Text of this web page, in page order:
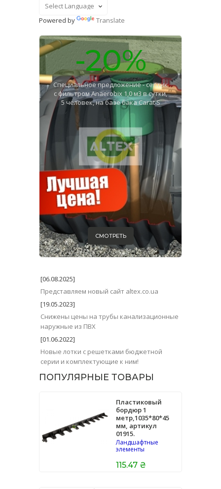
Powered by Translate
-20%
Специальное предложение - септик
с фильтром Anaerobix 1,0 м3 в сутки,
5 человек, на базе бака Carat S
СМОТРЕТЬ
[06.08.2025]
Представляем новый сайт altex.co.ua
[19.05.2023]
Снижены цены на трубы канализационные
наружные из ПВХ
[01.06.2022]
Новые лотки с решетками бюджетной
серии и комплектующие к ним!
ПОПУЛЯРНЫЕ ТОВАРЫ
Пластиковый
бордюр 1
метр,1035*80*45
мм, артикул
01915.
Ландшафтные
элементы
115.47 ₴